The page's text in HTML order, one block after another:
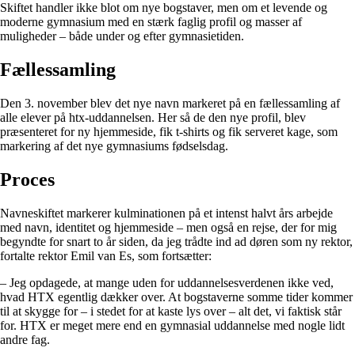
Skiftet handler ikke blot om nye bogstaver, men om et levende og
moderne gymnasium med en stærk faglig profil og masser af
muligheder – både under og efter gymnasietiden.
Fællessamling
Den 3. november blev det nye navn markeret på en fællessamling af
alle elever på htx-uddannelsen. Her så de den nye profil, blev
præsenteret for ny hjemmeside, fik t-shirts og fik serveret kage, som
markering af det nye gymnasiums fødselsdag.
Proces
Navneskiftet markerer kulminationen på et intenst halvt års arbejde
med navn, identitet og hjemmeside – men også en rejse, der for mig
begyndte for snart to år siden, da jeg trådte ind ad døren som ny rektor,
fortalte rektor Emil van Es, som fortsætter:
– Jeg opdagede, at mange uden for uddannelsesverdenen ikke ved,
hvad HTX egentlig dækker over. At bogstaverne somme tider kommer
til at skygge for – i stedet for at kaste lys over – alt det, vi faktisk står
for. HTX er meget mere end en gymnasial uddannelse med nogle lidt
andre fag.